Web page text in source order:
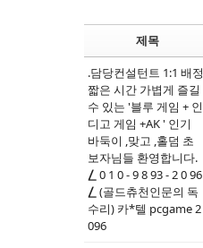
제목
.담당컨설턴트 1:1 배정
짧은 시간 가볍게 즐길
수 있는 '블루 게임 + 인
디고 게임 +AK ' 인기
바둑이 ,맞고 ,홀덤 초
보자님들 환영합니다.
⎳ 0 1 0 - 9 8 93 - 2 0 96
⎳ (골드츄천인문의 독
수리) 카*텔 pcgame 2
096